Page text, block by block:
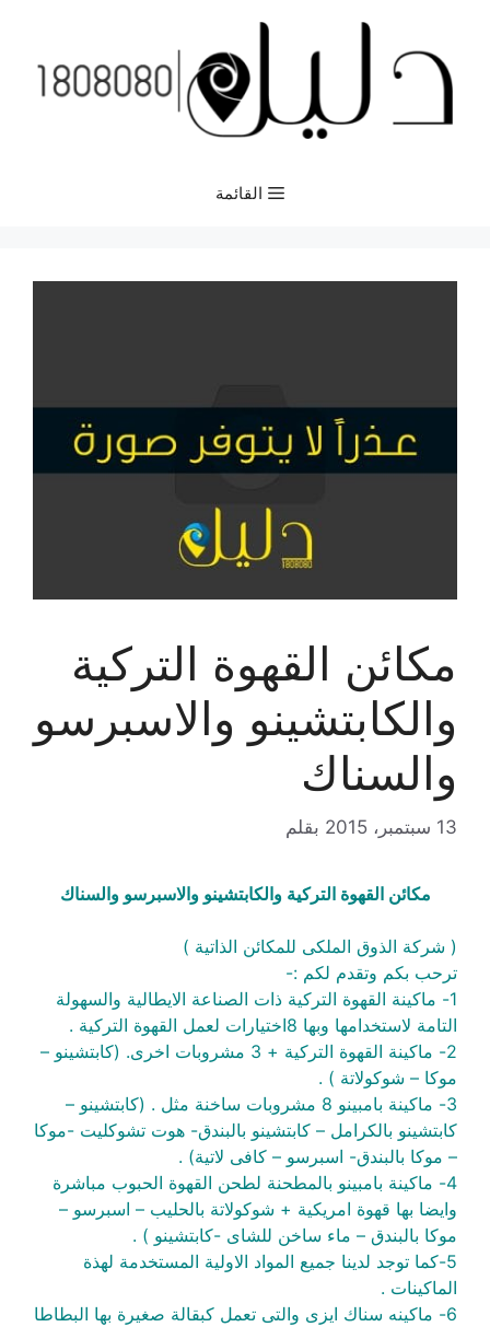
المحتوى
القائمة
مكائن القهوة التركية
والكابتشينو والاسبرسو
والسناك
13 سبتمبر، 2015 بقلم
مكائن القهوة التركية والكابتشينو والاسبرسو والسناك
( شركة الذوق الملكى للمكائن الذاتية )
ترحب بكم وتقدم لكم :-
1- ماكينة القهوة التركية ذات الصناعة الايطالية والسهولة
التامة لاستخدامها وبها 8اختيارات لعمل القهوة التركية .
2- ماكينة القهوة التركية + 3 مشروبات اخرى. (كابتشينو –
موكا – شوكولاتة ) .
3- ماكينة بامبينو 8 مشروبات ساخنة مثل . (كابتشينو –
كابتشينو بالكرامل – كابتشينو بالبندق- هوت تشوكليت -موكا
– موكا بالبندق- اسبرسو – كافى لاتية) .
4- ماكينة بامبينو بالمطحنة لطحن القهوة الحبوب مباشرة
وايضا بها قهوة امريكية + شوكولاتة بالحليب – اسبرسو –
موكا بالبندق – ماء ساخن للشاى -كابتشينو ) .
5-كما توجد لدينا جميع المواد الاولية المستخدمة لهذة
الماكينات .
6- ماكينه سناك ايزى والتى تعمل كبقالة صغيرة بها البطاطا